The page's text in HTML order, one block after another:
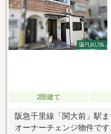
2階建て
阪急千里線「関大前」駅
オーナーチェンジ物件で